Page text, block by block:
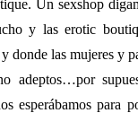
Un sexshop
y las erotic
las mujeres y
adeptos…por
esperábamos para